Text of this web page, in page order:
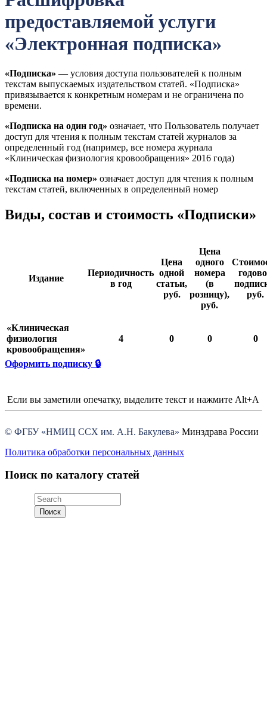
предоставляемой услуги
«Электронная подписка»
«Подписка» — условия доступа пользователей к полным
текстам выпускаемых издательством статей. «Подписка»
привязывается к конкретным номерам и не ограничена по
времени.
«Подписка на один год» означает, что Пользователь получает
доступ для чтения к полным текстам статей журналов за
определенный год (например, все номера журнала
«Клиническая физиология кровообращения» 2016 года)
«Подписка на номер» означает доступ для чтения к полным
текстам статей, включенных в определенный номер
Виды, состав и стоимость «Подписки»
Издание
Периодичность
в год
Цена
одной
статьи,
руб.
Цена
одного
номера
(в
розницу),
руб.
руб.
«Клиническая
физиология
кровообращения»
4 0 0 0
Оформить подписку 🔒
Если вы заметили опечатку, выделите текст и нажмите Alt+A
© ФГБУ «НМИЦ ССХ им. А.Н. Бакулева» Минздрава России
Политика обработки персональных данных
Поиск по каталогу статей